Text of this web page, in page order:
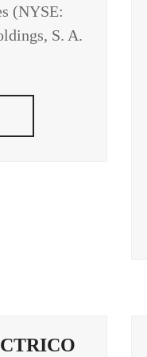
(NYSE:
S. A.